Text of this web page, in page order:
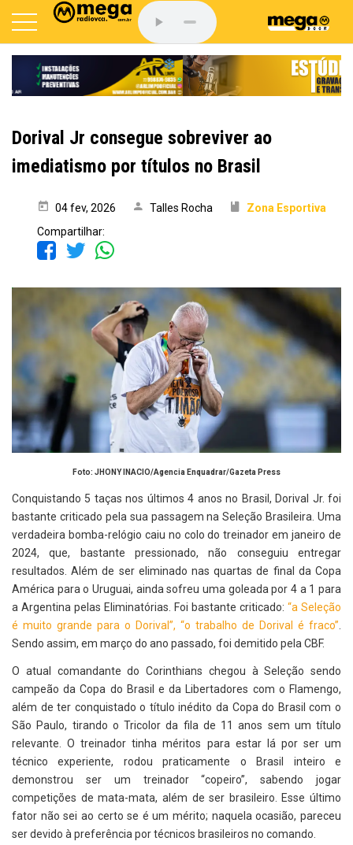
Dorival Jr consegue sobreviver ao
imediatismo por títulos no Brasil
04 fev, 2026 Talles Rocha
Zona Esportiva
Compartilhar:
Foto: JHONY INACIO/Agencia Enquadrar/Gazeta Press
Conquistando 5 taças nos últimos 4 anos no Brasil, Dorival Jr. foi
bastante criticado pela sua passagem na Seleção Brasileira. Uma
verdadeira bomba-relógio caiu no colo do treinador em janeiro de
2024, que, bastante pressionado, não conseguiu entregar
resultados. Além de ser eliminado nas quartas de final da Copa
América para o Uruguai, ainda sofreu uma goleada por 4 a 1 para
a Argentina pelas Eliminatórias. Foi bastante criticado: “a Seleção
é muito grande para o Dorival”, “o trabalho de Dorival é fraco”.
Sendo assim, em março do ano passado, foi demitido pela CBF.
O atual comandante do Corinthians chegou à Seleção sendo
campeão da Copa do Brasil e da Libertadores com o Flamengo,
além de ter conquistado o título inédito da Copa do Brasil com o
São Paulo, tirando o Tricolor da fila de 11 anos sem um título
relevante. O treinador tinha méritos para estar lá por ser um
técnico experiente, rodou praticamente o Brasil inteiro e
demonstrou ser um treinador “copeiro”, sabendo jogar
competições de mata-mata, além de ser brasileiro. Esse último
fator não sei ao certo se é um mérito; naquela ocasião, pareceu
ser devido à preferência por técnicos brasileiros no comando.